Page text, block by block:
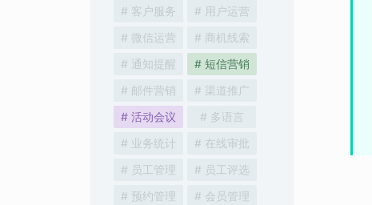
# 客户服务
# 用户运营
# 微信运营
# 商机线索
# 通知提醒
# 短信营销
# 邮件营销
# 渠道推广
# 活动会议
# 多语言
# 业务统计
# 在线审批
# 员工管理
# 员工评选
# 预约管理
# 会员管理